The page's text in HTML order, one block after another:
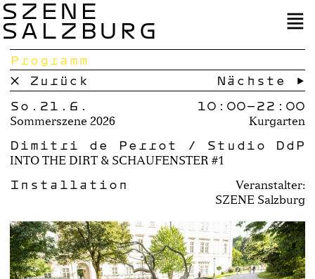
SZENE
SALZBURG
Programm
× Zurück
Nächste →
So.21.6.
Sommerszene 2026
10:00–22:00
Kurgarten
Dimitri de Perrot / Studio DdP
INTO THE DIRT & SCHAUFENSTER #1
Installation
Veranstalter:
SZENE Salzburg